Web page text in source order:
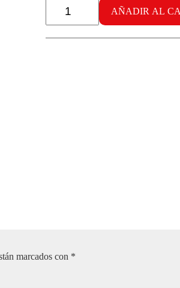
Aerobic
vol.
AÑADIR AL
marcados con *